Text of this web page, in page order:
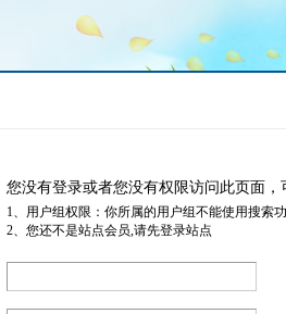
您没有登录或者您没有权限访问此页面
1、用户组权限：你所属的用户组不能使用搜索
2、您还不是站点会员,请先登录站点